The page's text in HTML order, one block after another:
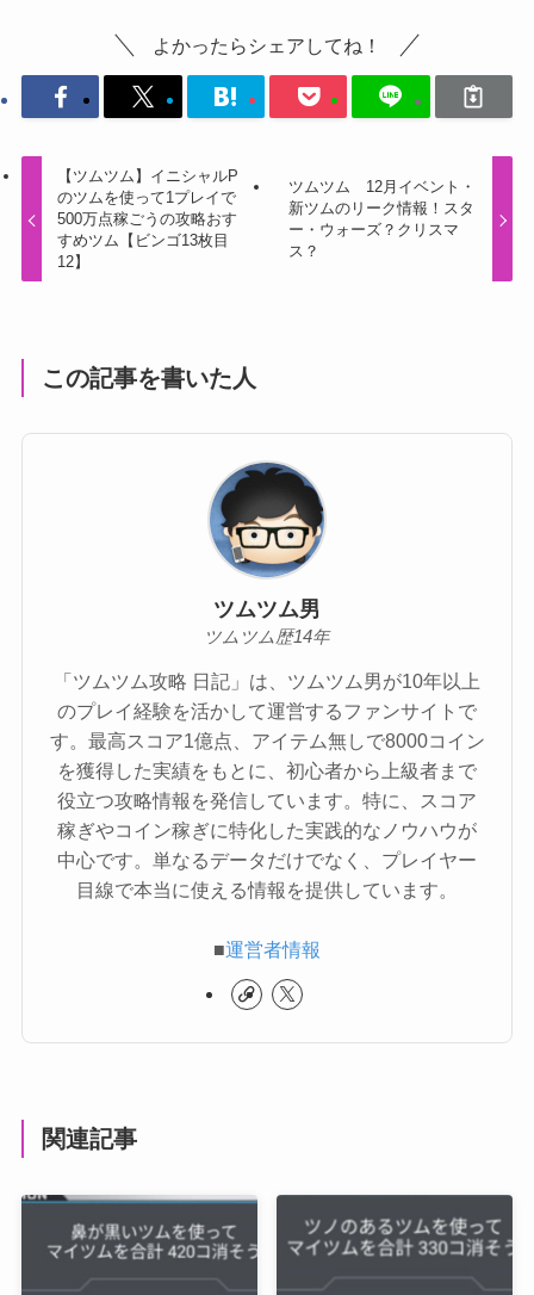
よかったらシェアしてね！
【ツムツム】イニシャルP
のツムを使って1プレイで
500万点稼ごうの攻略おす
すめツム【ビンゴ13枚目
12】
ツムツム 12月イベント・
新ツムのリーク情報！スタ
ー・ウォーズ？クリスマ
ス？
この記事を書いた人
ツムツム男
ツムツム歴14年
「ツムツム攻略 日記」は、ツムツム男が10年以上
のプレイ経験を活かして運営するファンサイトで
す。最高スコア1億点、アイテム無しで8000コイン
を獲得した実績をもとに、初心者から上級者まで
役立つ攻略情報を発信しています。特に、スコア
稼ぎやコイン稼ぎに特化した実践的なノウハウが
中心です。単なるデータだけでなく、プレイヤー
目線で本当に使える情報を提供しています。
■運営者情報
関連記事